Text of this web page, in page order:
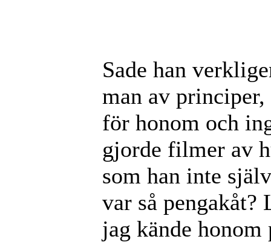
Sade han
man av
för honom och
gjorde filmer av
som han inte
var så
jag kände